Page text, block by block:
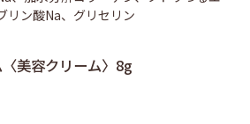
リン酸Na、グリセリン
美容クリーム〉8g